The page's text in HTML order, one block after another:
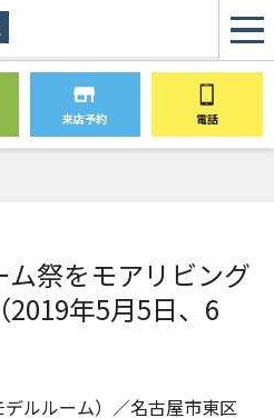
来店予約 電話
祭をモアリビング
年5月5日、6
ルルーム）／名古屋市東区